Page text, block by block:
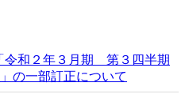
令和２年３月期 第３四半期
の一部訂正について